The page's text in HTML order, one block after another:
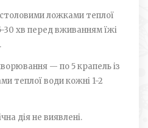
ложками теплої
30 хв перед вживанням їжі
— по 5 крапель із
теплої води кожні 1-­2
дія не виявлені.